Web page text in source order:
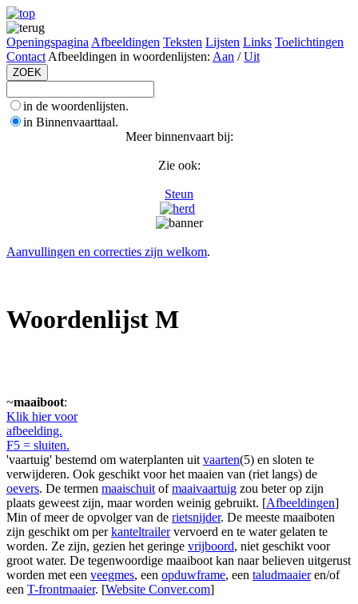
Openingspagina Afbeeldingen Teksten Lijsten Links Toelichtingen
Contact Afbeeldingen in woordenlijsten: Aan /Uit
in de woordenlijsten.
in Binnenvaarttaal.
Meer binnenvaart bij:
Zie ook:
Steun
Aanvullingen en correcties zijn welkom.
Woordenlijst M
~maaiboot:
Klik hier voor
afbeelding.
F5 = sluiten.
'vaartuig' bestemd om waterplanten uit vaarten(5) en sloten te
verwijderen. Ook geschikt voor het maaien van (riet langs) de
oevers. De termen maaischuit ofmaaivaartuig zou beter op zijn
plaats geweest zijn, maar worden weinig gebruikt. [Afbeeldingen]
Min of meer de opvolger van de rietsnijder. De meeste maaiboten
zijn geschikt om perkanteltrailervervoerd en te water gelaten te
worden. Ze zijn, gezien het geringe vrijboord, niet geschikt voor
groot water. De tegenwoordige maaiboot kan naar believen uitgerust
worden met een veegmes, een opduwframe, een taludmaaieren/of
een T-frontmaaier. [Website Conver.com]